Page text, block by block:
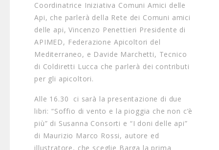
Coordinatrice Iniziativa Comuni Amici delle
Api, che parlerà della Rete dei Comuni amici
delle api, Vincenzo Penettieri Presidente di
APIMED, Federazione Apicoltori del
Mediterraneo, e Davide Marchetti, Tecnico
di Coldiretti Lucca che parlerà dei contributi
per gli apicoltori.
Alle 16.30 ci sarà la presentazione di due
libri: “Soffio di vento e la pioggia che non c’è
più” di Susanna Consorti e “I doni delle api”
di Maurizio Marco Rossi, autore ed
illustratore, che sceglie Barga la prima